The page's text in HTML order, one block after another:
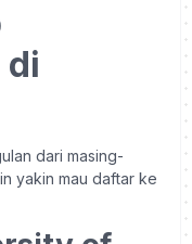
di
dari masing-
yakin mau daftar ke